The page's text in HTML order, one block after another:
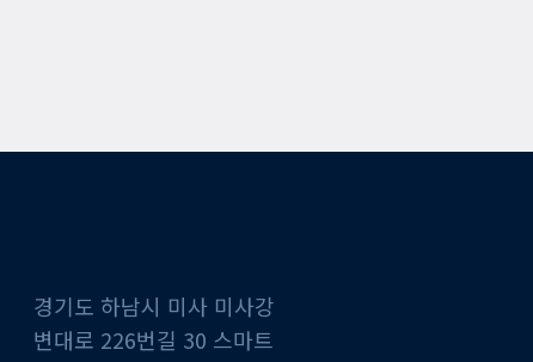
경기도 하남시 미사 미사강
변대로 226번길 30 스마트